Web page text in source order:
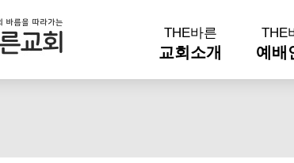
THE바른
교회소개
THE
예배